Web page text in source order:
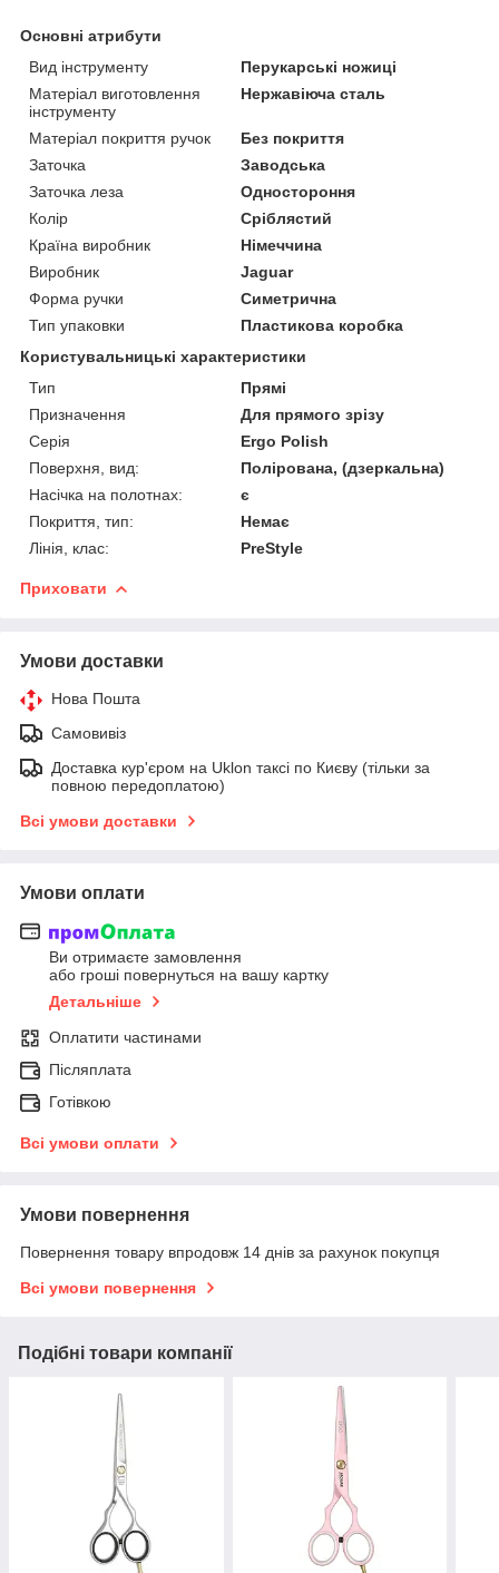
Основні атрибути
Вид інструменту
Перукарські ножиці
Матеріал виготовлення
інструменту
Нержавіюча сталь
Матеріал покриття ручок
Без покриття
Заточка
Заводська
Заточка леза
Одностороння
Колір
Сріблястий
Країна виробник
Німеччина
Виробник
Jaguar
Форма ручки
Симетрична
Тип упаковки
Пластикова коробка
Користувальницькі характеристики
Тип
Прямі
Призначення
Для прямого зрізу
Серія
Ergo Polish
Поверхня, вид:
Полірована, (дзеркальна)
Насічка на полотнах:
є
Покриття, тип:
Немає
Лінія, клас:
PreStyle
Приховати
Умови доставки
Нова Пошта
Самовивіз
Доставка кур'єром на Uklon таксі по Києву (тільки за
повною передоплатою)
Всі умови доставки
Умови оплати
Ви отримаєте замовлення
або гроші повернуться на вашу картку
Детальніше
Оплатити частинами
Післяплата
Готівкою
Всі умови оплати
Умови повернення
Повернення товару впродовж 14 днів за рахунок покупця
Всі умови повернення
Подібні товари компанії